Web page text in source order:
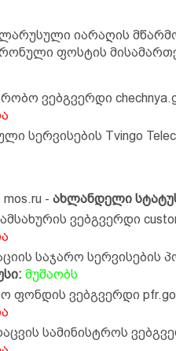
იარაღის
ფოსტის
ვებგვერდი
სერვისების Tvingo
- ახლანდელი
ვებგვერდი
საჯარო სერვისების
მუშაობს
ფონდის ვებგვერდი
სამინისტროს